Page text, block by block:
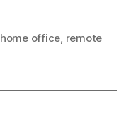
home office remote